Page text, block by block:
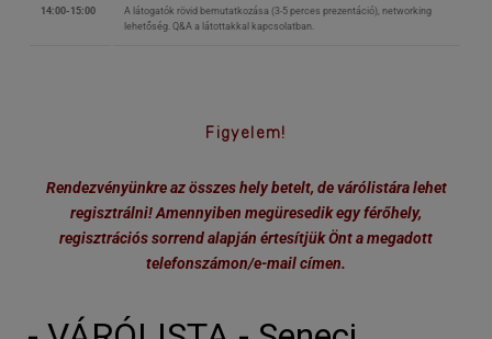
14:00-15:00
A látogatók rövid bemutatkozása (3-5 perces prezentáció), networking
lehetőség. Q&A a látottakkal kapcsolatban.
Figyelem!
Rendezvényünkre az összes hely betelt, de várólistára lehet
regisztrálni! Amennyiben megüresedik egy férőhely,
regisztrációs sorrend alapján értesítjük Önt a megadott
telefonszámon/e-mail címen.